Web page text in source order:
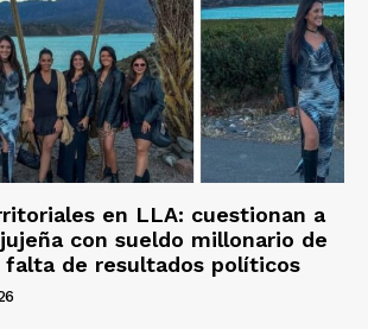
en LLA: cuestionan a
con sueldo millonario de
falta de resultados políticos